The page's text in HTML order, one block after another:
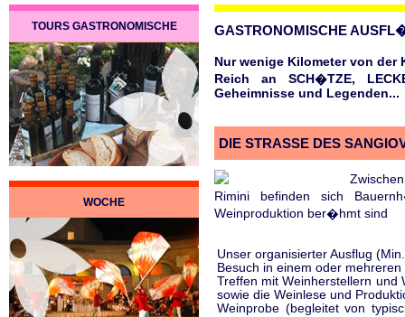
TOURS GASTRONOMISCHE
WOCHE
GASTRONOMISCHE
Nur wenige Kilometer von
Reich an SCH�TZE,
Geheimnisse und Legenden...
DIE STRASSE DES
Rimini befinden sich
Weinproduktion ber�hmt sind
Unser organisierter Ausflug
Besuch in einem oder
Treffen mit Weinherstellern und
sowie die Weinlese und
Weinprobe (begleitet von